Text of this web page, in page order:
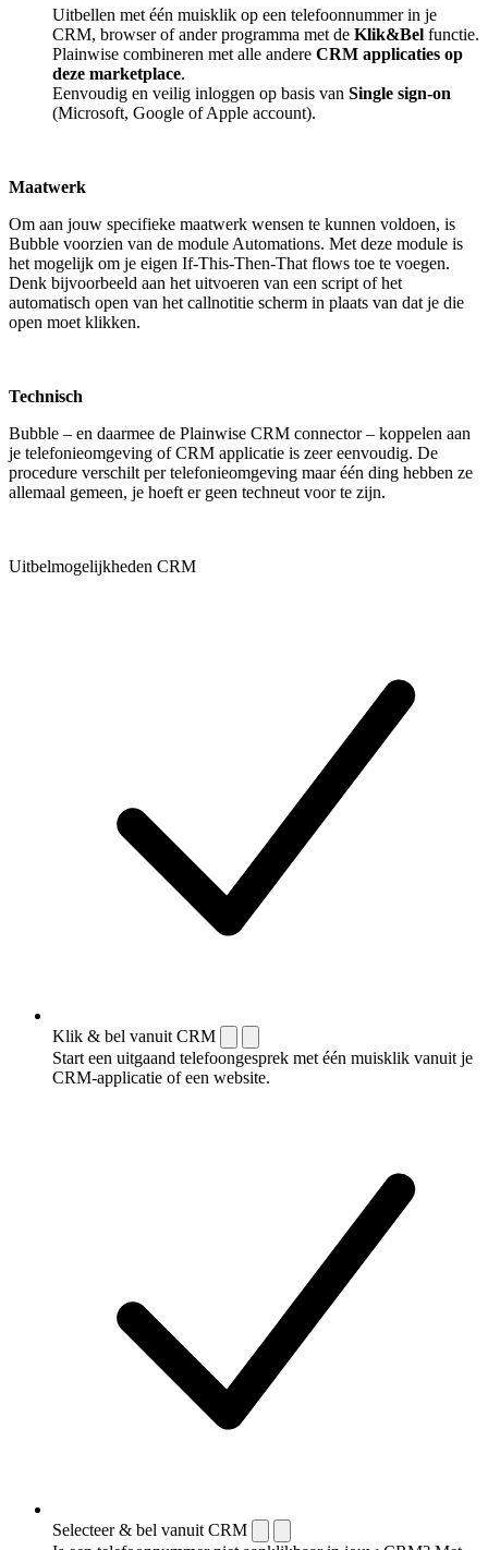
Uitbellen met één muisklik op een telefoonnummer in je
CRM, browser of ander programma met de Klik&Bel functie.
Plainwise combineren met alle andere CRM applicaties op
deze marketplace.
Eenvoudig en veilig inloggen op basis van Single sign-on
(Microsoft, Google of Apple account).
Maatwerk
Om aan jouw specifieke maatwerk wensen te kunnen voldoen, is
Bubble voorzien van de module Automations. Met deze module is
het mogelijk om je eigen If-This-Then-That flows toe te voegen.
Denk bijvoorbeeld aan het uitvoeren van een script of het
automatisch open van het callnotitie scherm in plaats van dat je die
open moet klikken.
Technisch
Bubble – en daarmee de Plainwise CRM connector – koppelen aan
je telefonieomgeving of CRM applicatie is zeer eenvoudig. De
procedure verschilt per telefonieomgeving maar één ding hebben ze
allemaal gemeen, je hoeft er geen techneut voor te zijn.
Uitbelmogelijkheden CRM
Klik & bel vanuit CRM
Start een uitgaand telefoongesprek met één muisklik vanuit je
CRM-applicatie of een website.
Selecteer & bel vanuit CRM